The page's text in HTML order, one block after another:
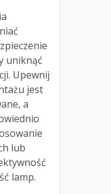
uniknąć
Upewnij
jest
a
lub
lamp.